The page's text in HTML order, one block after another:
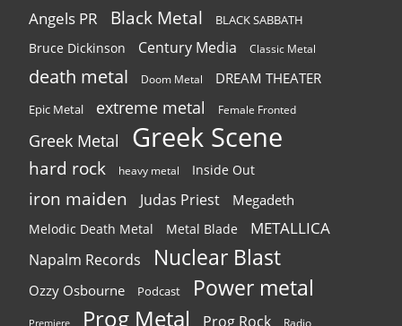
Angels PR Black Metal BLACK SABBATH
Bruce Dickinson Century Media Classic Metal
death metal Doom Metal DREAM THEATER
Epic Metal extreme metal Female Fronted
Greek Metal Greek Scene
hard rock heavy metal Inside Out
iron maiden Judas Priest Megadeth
Melodic Death Metal Metal Blade METALLICA
Napalm Records Nuclear Blast
Ozzy Osbourne Podcast Power metal
Premiere Prog Metal Prog Rock Radio